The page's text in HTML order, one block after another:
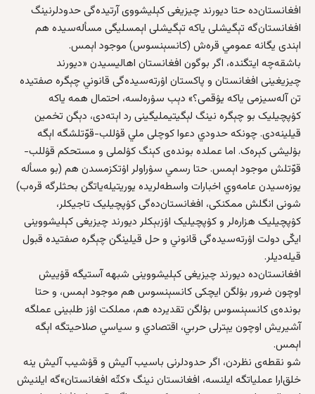
افغانستان‌ده حتا دیور‌ند چیزیغی کېلیشووی آرتیده‌گی حدودلرنینگ
افغانستان‌گه تېگیشلی یاکه تېگیشلی اېمسلیگی مسأله‌سیده هم
اېندی یگانه‌ عمومي قره‌ش (کانسېنسوس) موجود اېمس.
باشقه‌چه ایتگنده، اگر بوگون افغانستان اهالیسیدن «دیور‌ند
چیزیغینی افغانستان و پاکستان اۉرته‌سیده‌گی قانوني چېگره‌ صفتیده
تن آله‌سیزمی یاکه یۉقمی؟» دېب سۉره‌لسه، احتمال همه‌ یاکه
کۉپچیلیک بو چېگره‌ نینگ لېگیتیملیگینی رد اېته‌دی، دېگن تخمین
قیلینه‌دی. چونکه‌ حدودي دعوا کوچلی ملي قۉللب-قوّتلشگه اېگه‌
بۉلیشی کېره‌ک. اما عملده بونده‌ی کېنگ کۉلملی و مستحکم قۉللب-
قوّتلش موجود اېمس. حتا رسمي سۉراولر اۉتکزمسدن هم (بو مسأله‌
یوزه‌سیدن عامه‌وي اخبارات واسطه‌لریده یوریتیله‌یاتگن بحثلرگه قره‌ب)
شونی انگلش ممکنکی، افغانستان‌ده‌گی کۉپچیلیک تاجیکلر،
کۉپچیلیک هزاره‌لر و کۉپچیلیک اۉزبېکلر دیور‌ند چیزیغی کېلیشووینی
ایکّی دولت اۉرته‌سیده‌گی قانوني و حل قیلینگن چېگره‌ صفتیده قبول
قیله‌دیلر.
افغانستان‌ده دیور‌ند چیزیغی کېلیشووینی شبهه‌ آستیگه قۉییش
اوچون ضرور بۉلگن ایچکی کانسېنسوس هم موجود اېمس، و حتا
بونده‌ی کانسېنسوس بۉلگن تقدیرده هم، مملکت اۉز طلبینی عملگه
آشیریش اوچون یېترلی حربي، اقتصادي و سیاسي صلاحیتگه اېگه‌
اېمس.
شو نقطه‌ی نظردن، اگر حدودلرنی باسیب آلیش و قۉشیب آلیش ینه‌
خلق‌ارا عملیاتگه ایلنسه، افغانستان نینگ «کتّه‌ افغانستان»گه ایلنیش